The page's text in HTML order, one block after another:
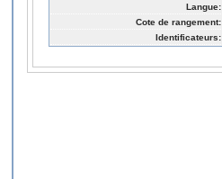
Langue:
Cote de rangement:
Identificateurs: